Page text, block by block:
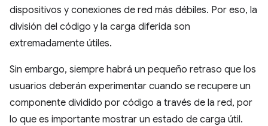
dispositivos y conexiones de red más débiles. Por eso, la
división del código y la carga diferida son
extremadamente útiles.
Sin embargo, siempre habrá un pequeño retraso que los
usuarios deberán experimentar cuando se recupere un
componente dividido por código a través de la red, por
lo que es importante mostrar un estado de carga útil.